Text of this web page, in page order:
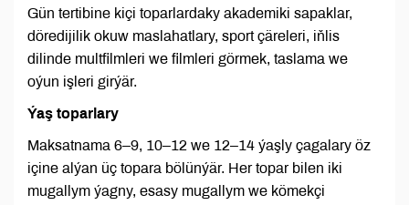
Gün tertibine kiçi toparlardaky akademiki sapaklar,
döredijilik okuw maslahatlary, sport çäreleri, iňlis
dilinde multfilmleri we filmleri görmek, taslama we
oýun işleri girýär.
Ýaş toparlary
Maksatnama 6–9, 10–12 we 12–14 ýaşly çagalary öz
içine alýan üç topara bölünýär. Her topar bilen iki
mugallym ýagny, esasy mugallym we kömekçi